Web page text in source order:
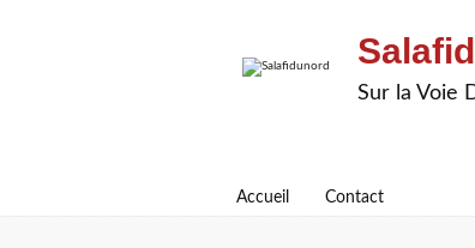
Sur la Voie
Accueil Contact